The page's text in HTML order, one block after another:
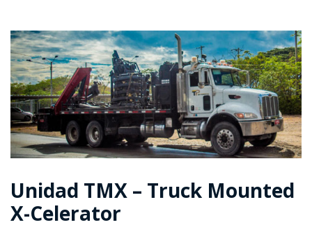
Unidad TMX – Truck Mounted
X-Celerator